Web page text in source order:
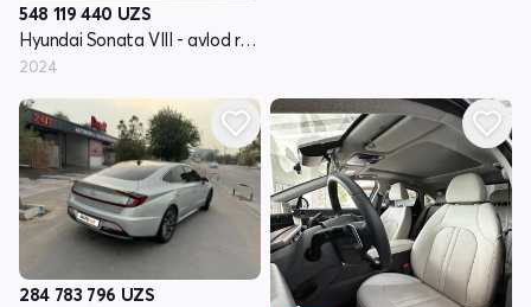
548 119 440 UZS
Hyundai Sonata VIII - avlod restayling (DN8)
2024
284 783 796 UZS